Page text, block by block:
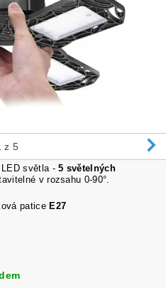
z 5
LED světla -5 světelných
v rozsahu 0-90°.
patice E27